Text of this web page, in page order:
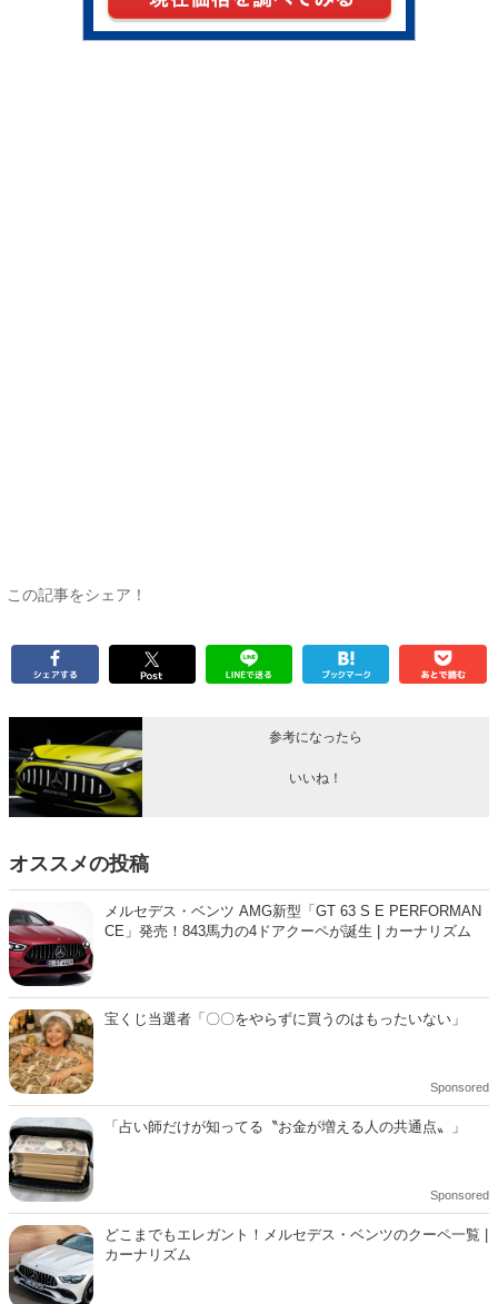
この記事をシェア！
参考になったら
いいね！
オススメの投稿
メルセデス・ベンツ AMG新型「GT 63 S E PERFORMAN
CE」発売！843馬力の4ドアクーペが誕生 | カーナリズム
宝くじ当選者「〇〇をやらずに買うのはもったいない」
Sponsored
「占い師だけが知ってる〝お金が増える人の共通点〟」
Sponsored
どこまでもエレガント！メルセデス・ベンツのクーペ一覧 |
カーナリズム